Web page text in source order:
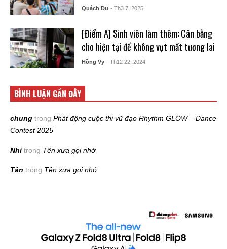
Quách Du - Th3 7, 2025
[Điểm A] Sinh viên làm thêm: Cân bằng
cho hiện tại để không vụt mất tương lai
Hồng Vy - Th12 22, 2024
BÌNH LUẬN GẦN ĐÂY
chung trong Phát động cuộc thi vũ đạo Rhythm GLOW – Dance
Contest 2025
Nhi trong Tên xưa gọi nhớ
Tân trong Tên xưa gọi nhớ